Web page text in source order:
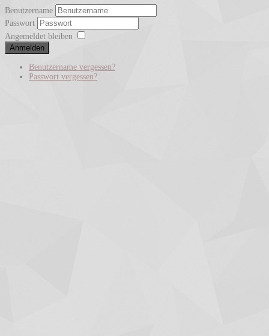
Benutzername
Passwort
Angemeldet bleiben
Anmelden
Benutzername vergessen?
Passwort vergessen?